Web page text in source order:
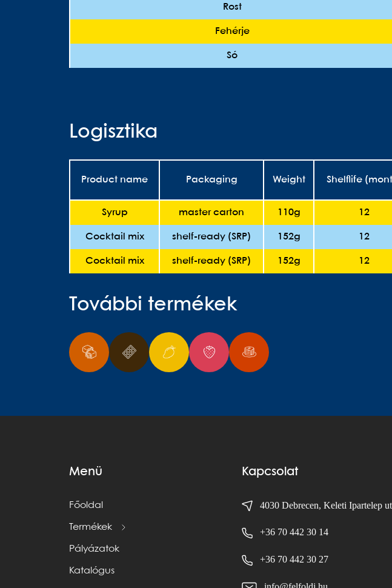
Rost
Fehérje
Só
Logisztika
Product name Packaging Weight Shelflife
Syrup master carton 110g 12
Cocktail mix shelf-ready (SRP) 152g 12
Cocktail mix shelf-ready (SRP) 152g 12
További termékek
Menü
Főoldal
Termékek
Pályázatok
Katalógus
Kapcsolat
4030 Debrecen, Keleti Ipartelep
+36 70 442 30 14
+36 70 442 30 27